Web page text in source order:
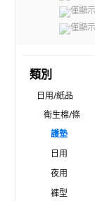
僅顯示
僅顯示
類別
日用/紙品
衛生棉/條
護墊
日用
夜用
褲型